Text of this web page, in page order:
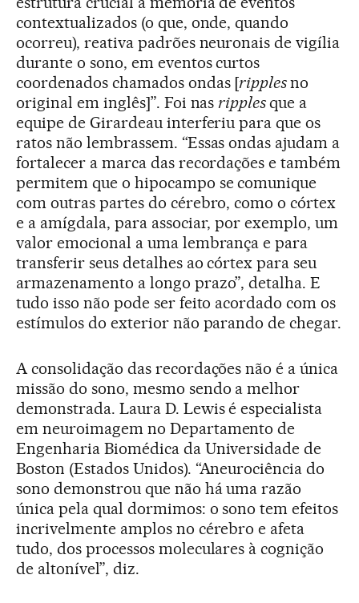
contextualizados (o que, onde, quando
ocorreu), reativa padrões neuronais de vigília
durante o sono, em eventos curtos
coordenados chamados ondas [ripplesno
original em inglês]”. Foi nasripplesque a
equipe de Girardeau interferiu para que os
ratos não lembrassem. “Essas ondas ajudam a
fortalecer a marca das recordações e também
permitem que o hipocampo se comunique
com outras partes do cérebro, como o córtex
e a amígdala, para associar, por exemplo, um
valor emocional a uma lembrança e para
transferir seus detalhes ao córtex para seu
armazenamento a longo prazo”, detalha. E
tudo isso não pode ser feito acordado com os
estímulos do exterior não parando de chegar.
A consolidação das recordações não é a única
missão do sono, mesmo sendo a melhor
demonstrada. Laura D. Lewis é especialista
em neuroimagem no Departamento de
Engenharia Biomédica da Universidade de
Boston (Estados Unidos). “Aneurociência do
sono demonstrou que não há uma razão
única pela qual dormimos: o sono tem efeitos
incrivelmente amplos no cérebro e afeta
tudo, dos processos moleculares à cognição
de altonível”, diz.